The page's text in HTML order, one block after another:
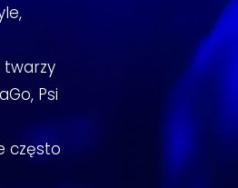
twarzy
Psi
często